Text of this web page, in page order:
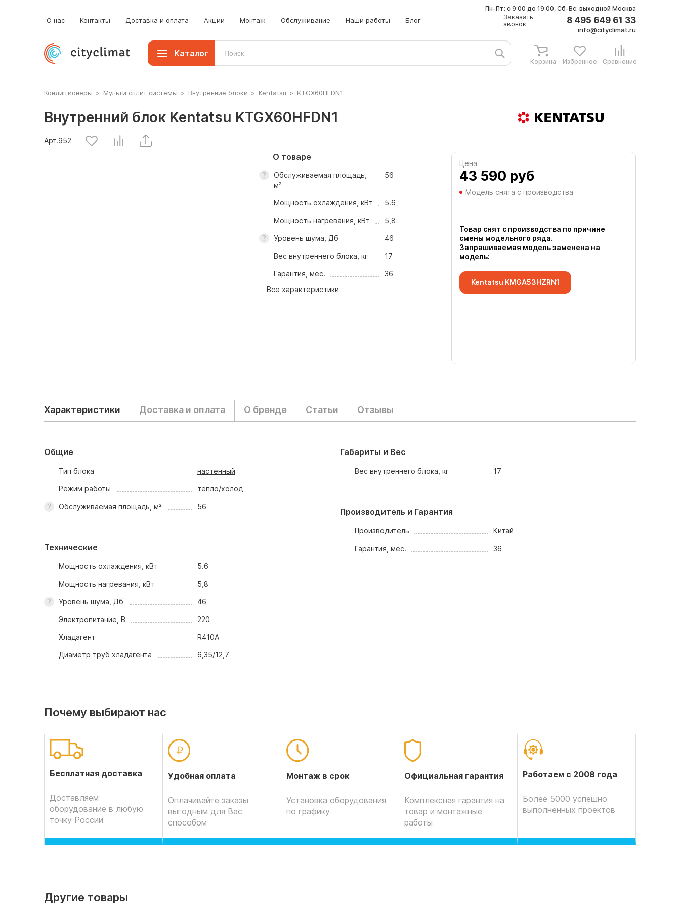
О нас Контакты Доставка и оплата Акции Монтаж Обслуживание Наши работы Блог
Заказать
звонок
8 495 649 61 33
info@cityclimat.ru
Пн-Пт: с 9:00 до 19:00, Сб-Вс: выходной Москва
Каталог
Корзина Избранное Сравнение
Кондиционеры > Мульти сплит системы > Внутренние блоки > Kentatsu > KTGX60HFDN1
Внутренний блок Kentatsu KTGX60HFDN1
Арт.952
О товаре
Обслуживаемая площадь,
м²
56
Мощность охлаждения, кВт 5.6
Мощность нагревания, кВт 5,8
Уровень шума, Дб 46
Вес внутреннего блока, кг 17
Гарантия, мес.
36
Все характеристики
Цена
43 590 руб
Модель снята с производства
Товар снят с производства по причине
смены модельного ряда.
Запрашиваемая модель заменена на
модель:
Kentatsu KMGA53HZRN1
Характеристики Доставка и оплата О бренде Статьи Отзывы
Общие
Тип блока настенный
Режим работы тепло/холод
Обслуживаемая площадь, м² 56
Технические
Мощность охлаждения, кВт 5.6
Мощность нагревания, кВт 5,8
Уровень шума, Дб 46
Электропитание, В 220
Хладагент R410A
Диаметр труб хладагента 6,35/12,7
Габариты и Вес
Вес внутреннего блока, кг 17
Производитель и Гарантия
Производитель Китай
Гарантия, мес. 36
Почему выбирают нас
Бесплатная доставка
Доставляем
оборудование в любую
точку России
Удобная оплата
Оплачивайте заказы
выгодным для Вас
способом
Монтаж в срок
Установка оборудования
по графику
Официальная гарантия
Комплексная гарантия на
товар и монтажные
работы
Работаем с 2008 года
Более 5000 успешно
выполненных проектов
Другие товары